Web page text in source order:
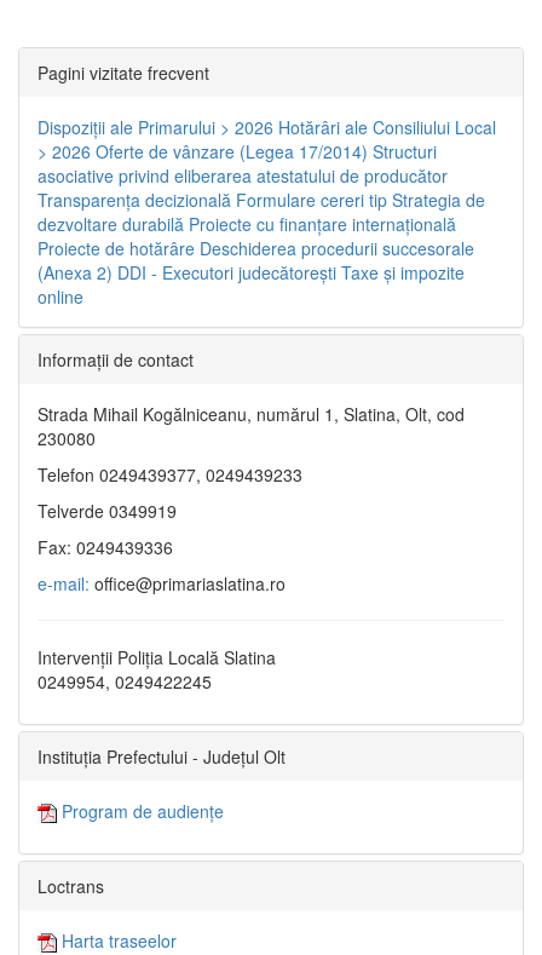
Pagini vizitate frecvent
Dispoziţii ale Primarului > 2026 Hotărâri ale Consiliului Local
> 2026 Oferte de vânzare (Legea 17/2014) Structuri
asociative privind eliberarea atestatului de producător
Transparenţa decizională Formulare cereri tip Strategia de
dezvoltare durabilă Proiecte cu finanţare internaţională
Proiecte de hotărâre Deschiderea procedurii succesorale
(Anexa 2) DDI - Executori judecătorești Taxe şi impozite
online
Informaţii de contact
Strada Mihail Kogălniceanu, numărul 1, Slatina, Olt, cod
230080
Telefon 0249439377, 0249439233
Telverde 0349919
Fax: 0249439336
e-mail: office@primariaslatina.ro
Intervenții Poliția Locală Slatina
0249954, 0249422245
Instituția Prefectului - Județul Olt
Program de audiențe
Loctrans
Harta traseelor